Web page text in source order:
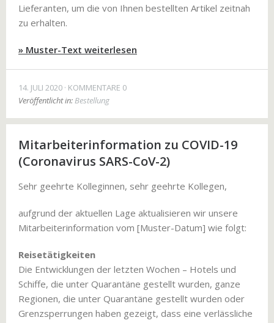
Lieferanten, um die von Ihnen bestellten Artikel zeitnah
zu erhalten.
» Muster-Text weiterlesen
14. JULI 2020 KOMMENTARE 0
Veröffentlicht in:Bestellung
Mitarbeiterinformation zu COVID-19
(Coronavirus SARS-CoV-2)
Sehr geehrte Kolleginnen, sehr geehrte Kollegen,
aufgrund der aktuellen Lage aktualisieren wir unsere
Mitarbeiterinformation vom [Muster-Datum] wie folgt:
Reisetätigkeiten
Die Entwicklungen der letzten Wochen – Hotels und
Schiffe, die unter Quarantäne gestellt wurden, ganze
Regionen, die unter Quarantäne gestellt wurden oder
Grenzsperrungen haben gezeigt, dass eine verlässliche